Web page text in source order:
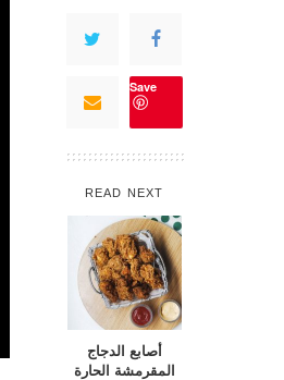
Save
READ NEXT
أصابع الدجاج
المقرمشة الحارة